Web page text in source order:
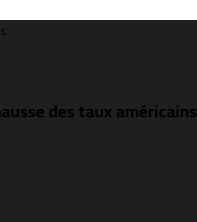
des taux américains